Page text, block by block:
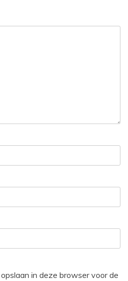
in deze browser voor de